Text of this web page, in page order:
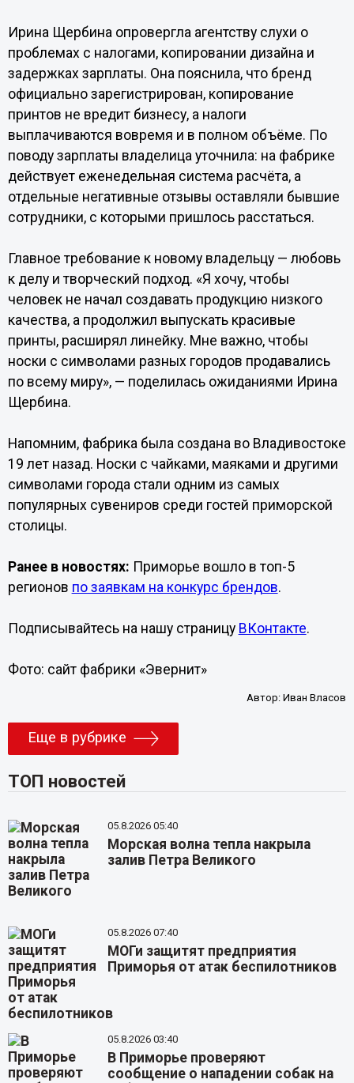
Ирина Щербина опровергла агентству слухи о
проблемах с налогами, копировании дизайна и
задержках зарплаты. Она пояснила, что бренд
официально зарегистрирован, копирование
принтов не вредит бизнесу, а налоги
выплачиваются вовремя и в полном объёме. По
поводу зарплаты владелица уточнила: на фабрике
действует еженедельная система расчёта, а
отдельные негативные отзывы оставляли бывшие
сотрудники, с которыми пришлось расстаться.
Главное требование к новому владельцу — любовь
к делу и творческий подход. «Я хочу, чтобы
человек не начал создавать продукцию низкого
качества, а продолжил выпускать красивые
принты, расширял линейку. Мне важно, чтобы
носки с символами разных городов продавались
по всему миру», — поделилась ожиданиями Ирина
Щербина.
Напомним, фабрика была создана во Владивостоке
19 лет назад. Носки с чайками, маяками и другими
символами города стали одним из самых
популярных сувениров среди гостей приморской
столицы.
Ранее в новостях: Приморье вошло в топ-5
регионов по заявкам на конкурс брендов.
Подписывайтесь на нашу страницу ВКонтакте.
Фото: сайт фабрики «Эвернит»
Автор:Иван Власов
Еще в рубрике
ТОП новостей
05.8.2026 05:40
Морская волна тепла накрыла
залив Петра Великого
05.8.2026 07:40
МОГи защитят предприятия
Приморья от атак беспилотников
05.8.2026 03:40
В Приморье проверяют
сообщение о нападении собак на